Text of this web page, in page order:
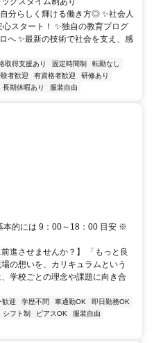
分らしく輝ける働き方◎ ✨社会人
スタート！ ✨独自の教育プログ
へ ✨最新の技術で社会を支え、感
取得支援あり 固定時間制
転勤なし
者歓迎 有資格者歓迎
研修あり
長期休暇あり 服装自由
的には 9：00～18：00 目安 ※
進させませんか？】 「もっと良
の想いを、カリキュラムという
学校ごとの理念や課題に向き合
歓迎 学歴不問 車通勤OK
即日勤務OK
シフト制 ピアスOK
服装自由